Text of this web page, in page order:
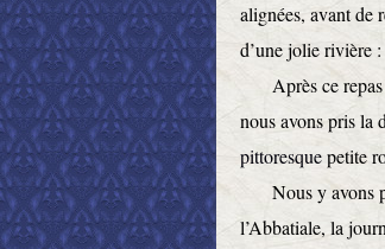
alignées, avant de
d’une jolie rivière
Après ce repas
nous avons pris la
pittoresquepetite
Nous y avons
l’Abbatiale, la